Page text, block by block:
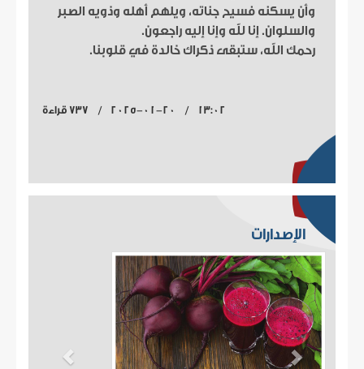
وأن يسكنه فسيح جناته، ويلهم أهله وذويه الصبر
والسلوان. إنا لله وإنا إليه راجعون.
رحمك الله، ستبقى ذكراك خالدة في قلوبنا.
13:02 / 2025-01-20 / 737 قراءة
الإصدارات